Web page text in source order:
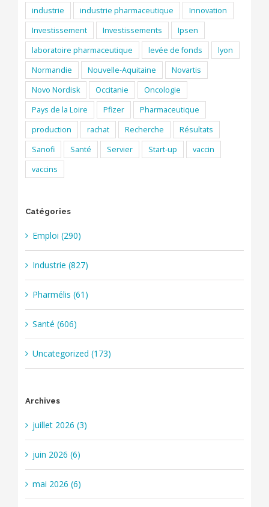
industrie
industrie pharmaceutique
Innovation
Investissement
Investissements
Ipsen
laboratoire pharmaceutique
levée de fonds
lyon
Normandie
Nouvelle-Aquitaine
Novartis
Novo Nordisk
Occitanie
Oncologie
Pays de la Loire
Pfizer
Pharmaceutique
production
rachat Recherche
Résultats
Sanofi
Santé Servier Start-up
vaccin
vaccins
Catégories
Emploi (290)
Industrie (827)
Pharmélis (61)
Santé (606)
Uncategorized (173)
Archives
juillet 2026 (3)
juin 2026 (6)
mai 2026 (6)